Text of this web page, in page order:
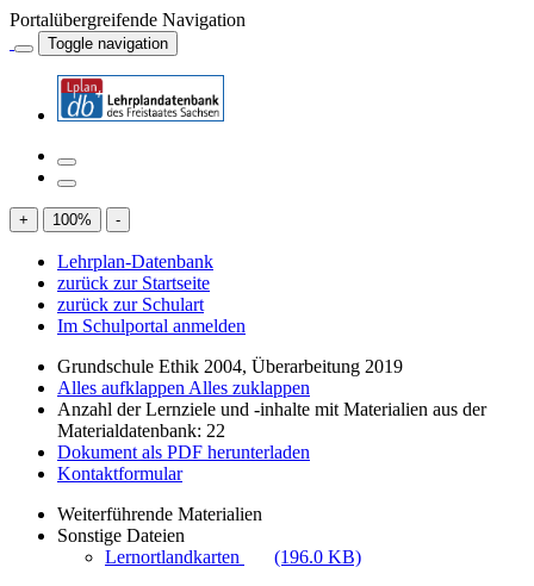
Portalübergreifende Navigation
Toggle navigation
+ 100% -
Lehrplan-Datenbank
zurück zur Startseite
zurück zur Schulart
Im Schulportal anmelden
Grundschule Ethik 2004, Überarbeitung 2019
Alles aufklappen Alles zuklappen
Anzahl der Lernziele und -inhalte mit Materialien aus der
Materialdatenbank: 22
Dokument als PDF herunterladen
Kontaktformular
Weiterführende Materialien
Sonstige Dateien
Lernortlandkarten
(196.0 KB)